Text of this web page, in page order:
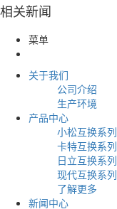
相关新闻
菜单
关于我们
公司介绍
生产环境
产品中心
小松互换系列
卡特互换系列
日立互换系列
现代互换系列
了解更多
新闻中心